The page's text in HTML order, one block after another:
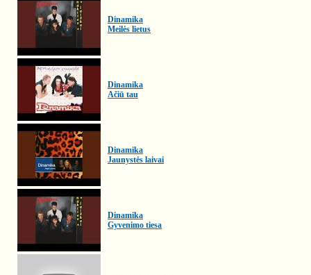
Dinamika
Meilės lietus
Dinamika
Ačiū tau
Dinamika
Jaunystės laivai
Dinamika
Gyvenimo tiesa